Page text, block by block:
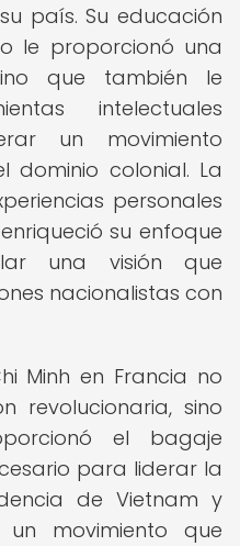
país. Su educación
le proporcionó una
que también le
intelectuales
un movimiento
dominio colonial. La
personales
su enfoque
una visión que
nacionalistas con
Minh en Francia no
revolucionaria, sino
el bagaje
para liderar la
de Vietnam y
movimiento que